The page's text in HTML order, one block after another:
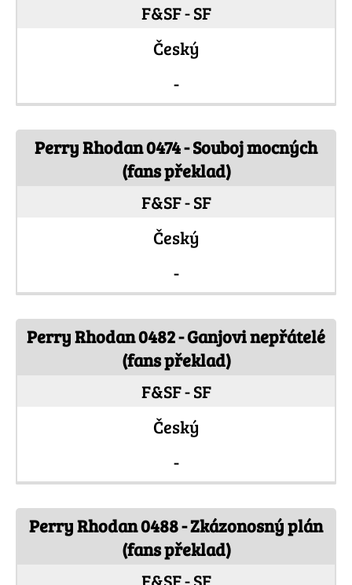
F&SF - SF
Český
-
Perry Rhodan 0474 - Souboj mocných
(fans překlad)
F&SF - SF
Český
-
Perry Rhodan 0482 - Ganjovi nepřátelé
(fans překlad)
F&SF - SF
Český
-
Perry Rhodan 0488 - Zkázonosný plán
(fans překlad)